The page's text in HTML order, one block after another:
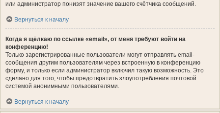
или администратор понизят значение вашего счётчика сообщений.
Вернуться к началу
Когда я щёлкаю по ссылке «email», от меня требуют войти на
конференцию!
Только зарегистрированные пользователи могут отправлять email-
сообщения другим пользователям через встроенную в конференцию
форму, и только если администратор включил такую возможность. Это
сделано для того, чтобы предотвратить злоупотребления почтовой
системой анонимными пользователями.
Вернуться к началу